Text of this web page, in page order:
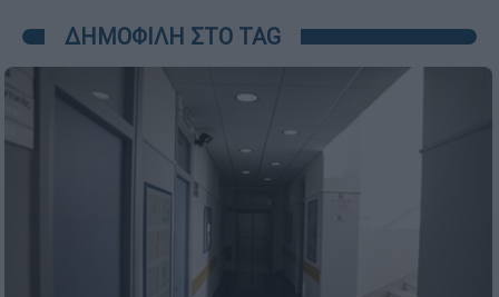
ΔΗΜΟΦΙΛΗ ΣΤΟ TAG